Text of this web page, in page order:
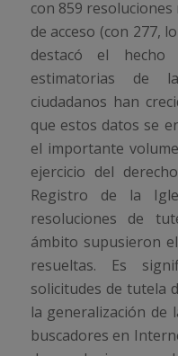
con 859
de acceso (con 277,
destacó el
estimatorias de
ciudadanos han
que estos datos se
el importante
ejercicio del
Registro de la
resoluciones de
ámbito supusieron
resueltas. Es
solicitudes de tutela
la generalización de
buscadores en